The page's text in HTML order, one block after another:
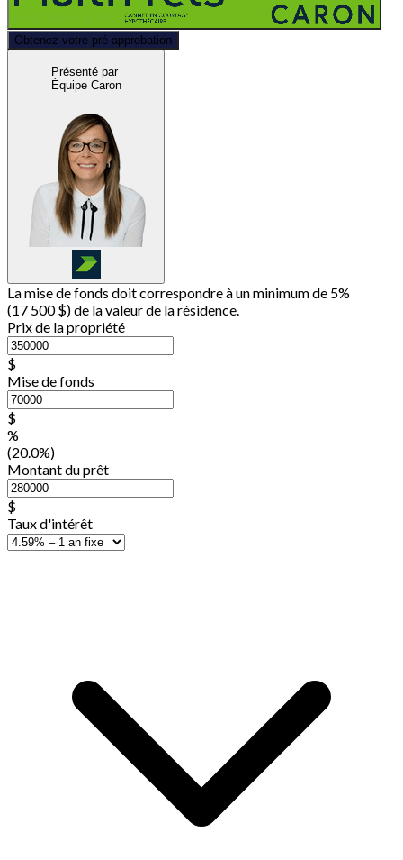
Obtenez votre pré-approbation
Présenté par
Équipe Caron
La mise de fonds doit correspondre à un minimum de 5%
(17 500 $) de la valeur de la résidence.
Prix de la propriété
$
Mise de fonds
$
%
(20.0%)
Montant du prêt
$
Taux d'intérêt